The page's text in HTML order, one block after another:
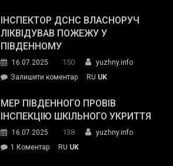
провів
нараду
силових
та
органів:
«Наш
спільний
ІНСПЕКТОР ДСНС ВЛАСНОРУЧ
ЛІКВІДУВАВ ПОЖЕЖУ У
ПІВДЕННОМУ
16.07.2025 150
yuzhny.info
Залишити коментарon
ДСНС
власноруч
пожежу
у
RU UK
МЕР ПІВДЕННОГО ПРОВІВ
ІНСПЕКЦІЮ ШКІЛЬНОГО УКРИТТЯ
16.07.2025 138
yuzhny.info
1 Коментардо RU UK